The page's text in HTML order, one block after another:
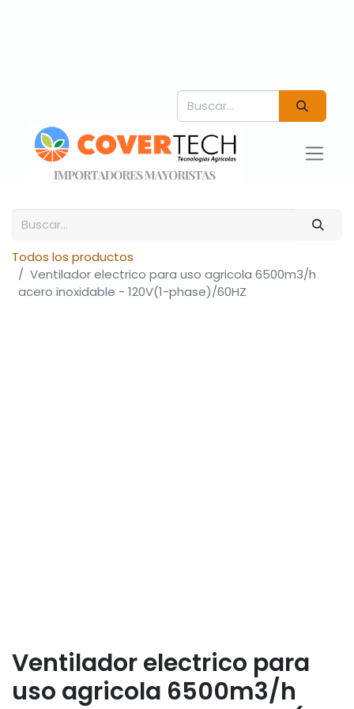
Todos los productos
Ventilador electrico para uso agricola 6500m3/h
acero inoxidable - 120V(1-phase)/60HZ
Ventilador electrico para
uso agricola 6500m3/h